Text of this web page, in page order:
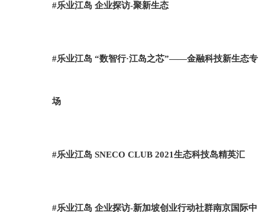
#乐业江岛 企业探访-聚新生态
#乐业江岛 “数智行·江岛之芯”——金融科技新生态专
场
#乐业江岛 SNECO CLUB 2021生态科技岛精英汇
#乐业江岛 企业探访-新加坡创业行动社群南京国际中